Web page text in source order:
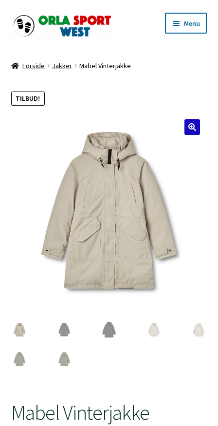
Spring
til
Spring
til
Menu
Kasse
Velkommen til Sport West
Forside Jakker Mabel Vinterjakke
TILBUD!
Mabel Vinterjakke